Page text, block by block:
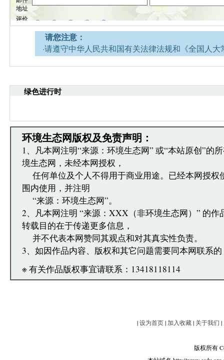
请您注意：
·请遵守中华人民共和国有关法律法规和《全国人
引起的法律责任。
·环境生态网文章跟帖管理员有权保留或删除其管辖
文章跟帖管理员反映。
绿色进行时
环境生态网版权及免责声明：
1、凡本网注明“来源：环境生态网” 或“本站原创”的
境生态网，未经本网授权，
任何单位及个人不得用于商业用途。已经本网授权
围内使用，并注明
“来源：环境生态网”。
2、凡本网注明 “来源：XXX（非环境生态网）” 的作
转载目的在于传递更多信息，
并不代表本网赞同其观点和对其真实性负责。
3、如因作品内容、版权和其它问题需要同本网联系
※ 有关作品版权事宜请联系：13418118114
|设为首页|加入收藏| 关于我们 |
版权所有